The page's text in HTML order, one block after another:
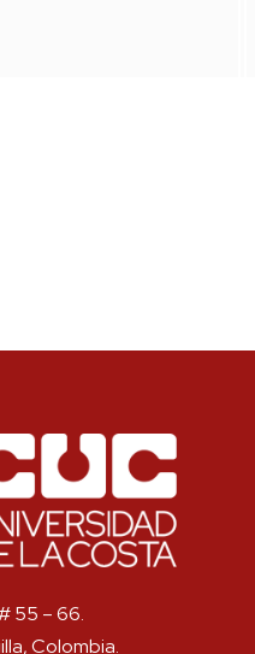
55 – 66.
Colombia.